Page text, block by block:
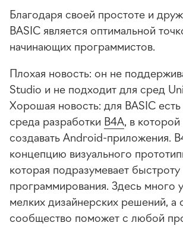
Благодаря своей простоте и
BASIC является оптимальной
начинающих программистов.
Плохая новость: он не
Studio и не подходит для сред
Хорошая новость: для BASIC
среда разработки B4A, в
создаватьAndroid-приложения.
концепцию визуального
которая подразумевает
программирования. Здесь много
мелких дизайнерских решений, а
сообщество поможет с любой